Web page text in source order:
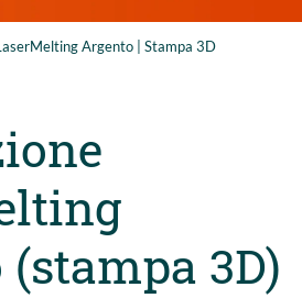
Argento | Stampa 3D
3D)